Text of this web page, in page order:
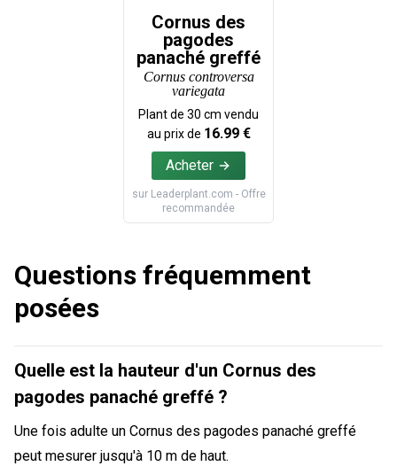
Cornus des
pagodes
panaché greffé
Cornus controversa
variegata
Plant de 30 cm vendu
au prix de 16.99€
Acheter
sur Leaderplant.com - Offre
recommandée
Questions fréquemment
posées
Quelle est la hauteur d'un Cornus des
pagodes panaché greffé ?
Une fois adulte un Cornus des pagodes panaché greffé
peut mesurer jusqu'à 10 m de haut.